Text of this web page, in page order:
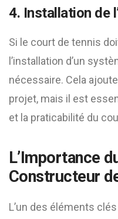
4. Installation de
Si le court de tennis
l’installation d’un
nécessaire. Cela
projet, mais il est
et la praticabilité du
L’Importance
Constructeur
L’un des éléments